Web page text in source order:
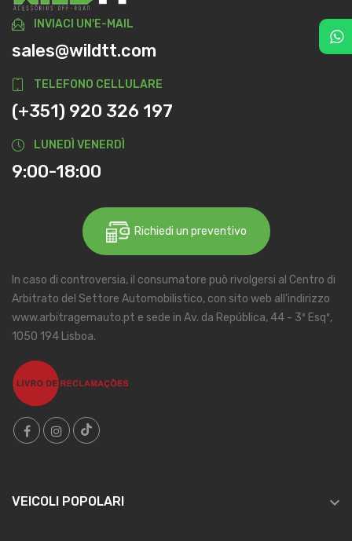
INVIACI UN'E-MAIL
sales@wildtt.com
TELEFONO CELLULARE
(+351) 920 326 197
LUNEDÌ VENERDÌ
9:00-18:00
Richiedi un preventivo
In caso di controversia, il consumatore può rivolgersi al Centro di
Arbitrato del Settore Automobilistico, con sito web all'indirizzo
www.arbitragemauto.pt e sede in Av. da República, 44 - 3º Esqº,
1050 194 Lisboa.
VEICOLI POPOLARI 